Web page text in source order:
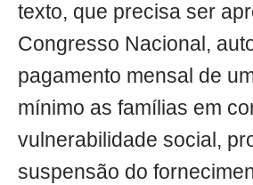
texto, que precisa ser
Congresso Nacional,
pagamento mensal de
mínimo as famílias em
vulnerabilidade social,
suspensão do